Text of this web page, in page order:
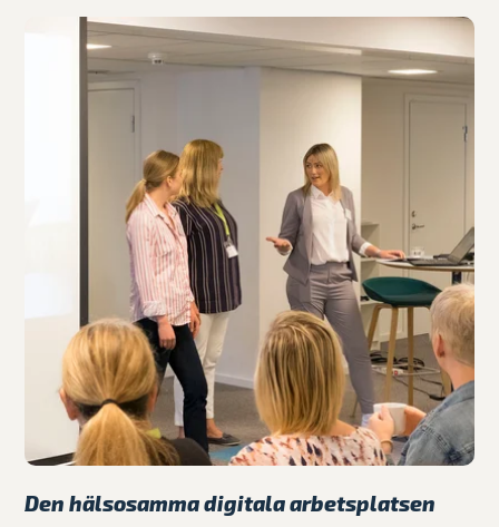
Den hälsosamma digitala arbetsplatsen